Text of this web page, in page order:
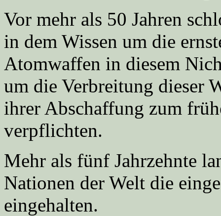
Vor mehr als 50 Jahren
in dem Wissen um die
Atomwaffen in diesem
um die Verbreitung dieser
ihrer Abschaffung zum
verpflichten.
Mehr als fünf Jahrzehnte
Nationen der Welt die
eingehalten.